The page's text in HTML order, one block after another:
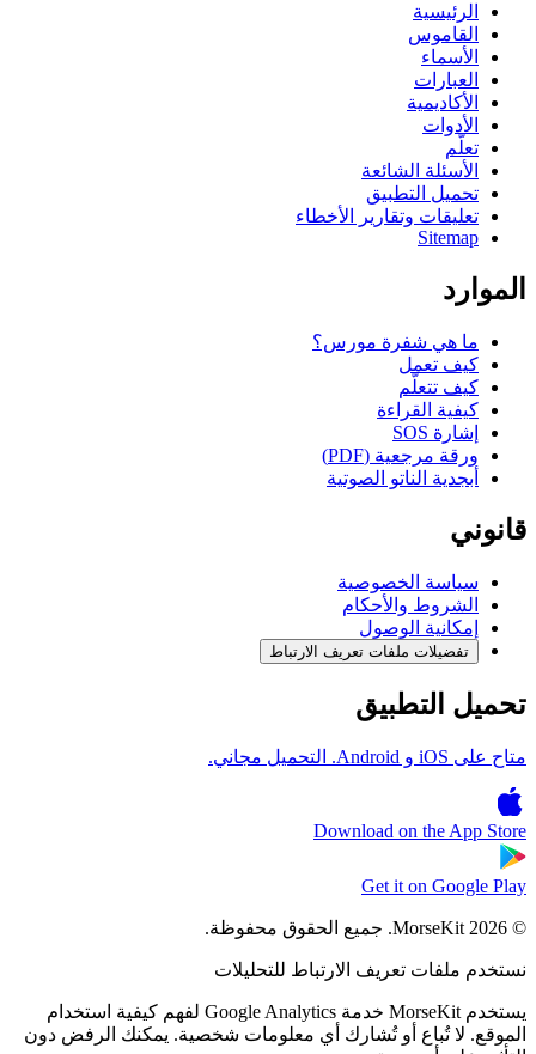
الرئيسية
القاموس
الأسماء
العبارات
الأكاديمية
الأدوات
تعلّم
الأسئلة الشائعة
تحميل التطبيق
تعليقات وتقارير الأخطاء
Sitemap
الموارد
ما هي شفرة مورس؟
كيف تعمل
كيف تتعلّم
كيفية القراءة
إشارة SOS
ورقة مرجعية (PDF)
أبجدية الناتو الصوتية
قانوني
سياسة الخصوصية
الشروط والأحكام
إمكانية الوصول
تفضيلات ملفات تعريف الارتباط
تحميل التطبيق
متاح على iOS و Android. التحميل مجاني.
Download on the App Store
Get it on Google Play
© 2026 MorseKit. جميع الحقوق محفوظة.
نستخدم ملفات تعريف الارتباط للتحليلات
يستخدم MorseKit خدمة Google Analytics لفهم كيفية استخدام
الموقع. لا تُباع أو تُشارك أي معلومات شخصية. يمكنك الرفض دون